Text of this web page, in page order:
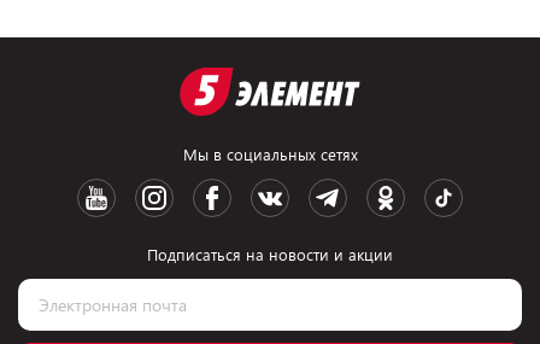
Мы в социальных сетях
Подписаться на новости и акции